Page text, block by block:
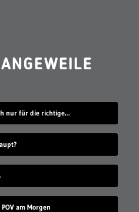
Wie entscheidet man sich nur für die richtige Idee?
am Morgen